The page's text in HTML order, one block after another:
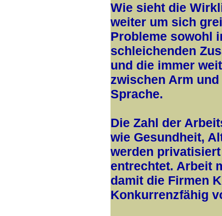
Wie sieht die
weiter um sich
Probleme sowohl
schleichenden
und die immer
zwischen Arm
Sprache.
Die Zahl der
wie Gesundheit,
werden
entrechtet. Arbeit
damit die Firmen
Konkurrenzfähig